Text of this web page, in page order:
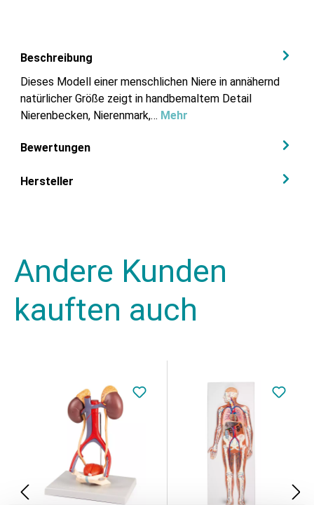
Beschreibung
Dieses Modell einer menschlichen Niere in annähernd
natürlicher Größe zeigt in handbemaltem Detail
Nierenbecken, Nierenmark,… Mehr
Bewertungen
Hersteller
Andere Kunden
kauften auch